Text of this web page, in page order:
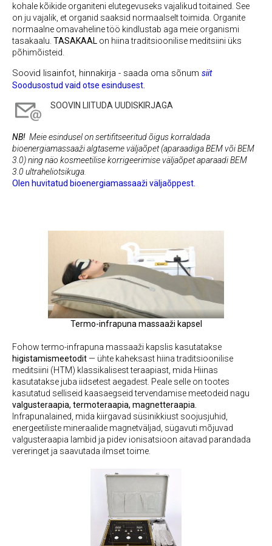
kohale kõikide organiteni elutegevuseks vajalikud toitained. See
on ju vajalik, et organid saaksid normaalselt toimida. Organite
normaalne omavaheline töö kindlustab aga meie organismi
tasakaalu. TASAKAAL on hiina traditsioonilise meditsiini üks
põhimõisteid.
Soovid lisainfot, hinnakirja - saada oma sõnum siit
Soodusostud vaid otse esindusest.
SOOVIN LIITUDA UUDISKIRJAGA
NB! Meie esindusel on sertifitseeritud õigus korraldada
bioenergiamassaaži algtaseme väljaõpet (aparaadiga BEM või BEM
3.0) ning näo kosmeetilise korrigeerimise väljaõpet aparaadi BEM
3.0 ultraheliotsikuga.
Olen huvitatud bioenergiamassaaži väljaõppest.
Termo-infrapuna massaaži kapsel
Fohow termo-infrapuna massaaži kapslis kasutatakse
higistamismeetodit— ühte kaheksast hiina traditsioonilise
meditsiini (HTM) klassikalisest teraapiast, mida Hiinas
kasutatakse juba iidsetest aegadest. Peale selle on tootes
kasutatud selliseid kaasaegseid tervendamise meetodeid nagu
val gusteraapia, termoteraapia, magnetteraapia.
Infrapunalained, mida kiirgavad süsinikkiust soojusjuhid,
energeetiliste mineraalide magnetväljad, sügavuti mõjuvad
valgusteraapia lambid ja pidev ionisatsioon aitavad parandada
vereringet ja saavutada ilmset toime.